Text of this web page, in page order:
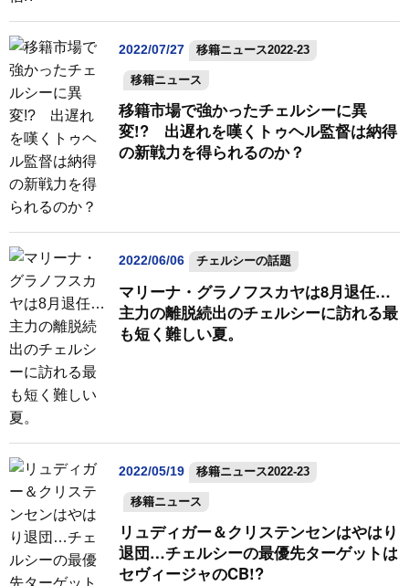
2022/07/27 移籍ニュース2022-23
移籍ニュース
移籍市場で強かったチェルシーに異
変!? 出遅れを嘆くトゥヘル監督は納得
の新戦力を得られるのか？
2022/06/06 チェルシーの話題
マリーナ・グラノフスカヤは8月退任…
主力の離脱続出のチェルシーに訪れる最
も短く難しい夏。
2022/05/19 移籍ニュース2022-23
移籍ニュース
リュディガー＆クリステンセンはやはり
退団…チェルシーの最優先ターゲットは
セヴィージャのCB!?